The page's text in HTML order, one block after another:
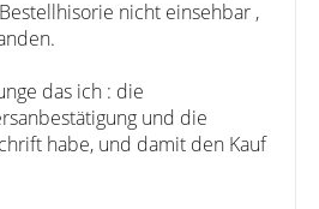
nicht einsehbar ,
das ich : die
und die
habe, und damit den Kauf